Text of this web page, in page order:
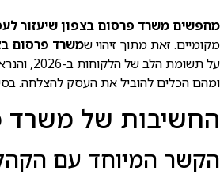
מחפשים משרד פרסום בצפון שיעזור לעסק
מקומיים. זאת מתוך זיהוי שמשרד פרסום
על
ומהם הכלים להוביל את העסק להצלחה.
החשיבות של משרד
הקשר המיוחד עם